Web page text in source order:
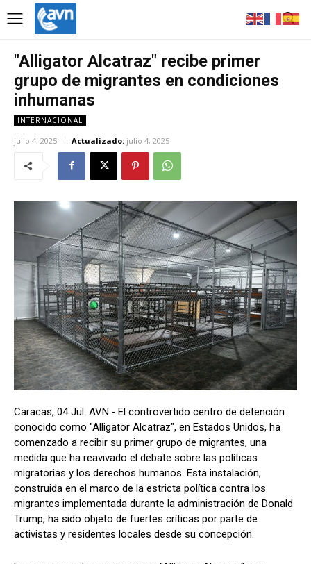
"Alligator Alcatraz" recibe primer
grupo de migrantes en condiciones
inhumanas
INTERNACIONAL
julio 4, 2025 Actualizado: julio 4, 2025
Caracas, 04 Jul. AVN.- El controvertido centro de detención
conocido como "Alligator Alcatraz", en Estados Unidos, ha
comenzado a recibir su primer grupo de migrantes, una
medida que ha reavivado el debate sobre las políticas
migratorias y los derechos humanos. Esta instalación,
construida en el marco de la estricta política contra los
migrantes implementada durante la administración de Donald
Trump, ha sido objeto de fuertes críticas por parte de
activistas y residentes locales desde su concepción.